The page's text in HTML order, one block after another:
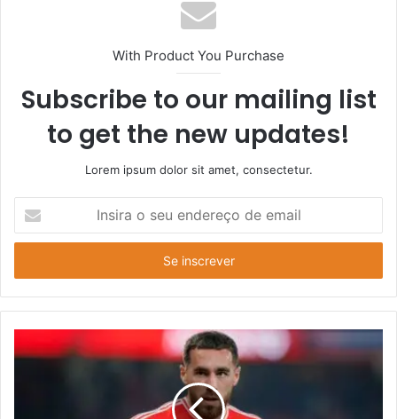
With Product You Purchase
Subscribe to our mailing list
to get the new updates!
Lorem ipsum dolor sit amet, consectetur.
seu
de
email